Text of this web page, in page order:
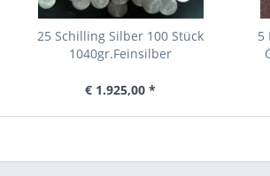
25 Schilling Silber 100 Stück
1040gr.Feinsilber
€ 1.925,00 *
5